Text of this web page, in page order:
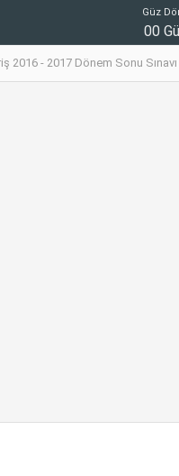
Güz
00
2016 - 2017 Dönem Sonu